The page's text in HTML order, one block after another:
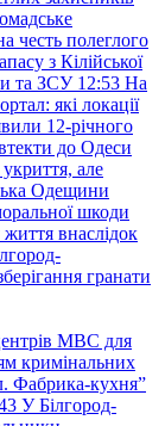
честь полеглого
з Кілійської
та ЗСУ 12:53 На
які локації
12-річного
до Одеси
але
Одещини
шкоди
внаслідок
гранати
МВС для
кримінальних
Фабрика-кухня”
У Білгород-